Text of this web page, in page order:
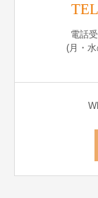
電話
(月・